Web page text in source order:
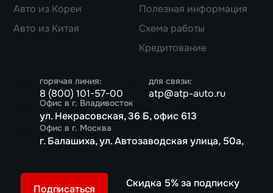
Авто из Кореи
Авто из Китая
Полезная информация
Схема работы
Кредитование
горячая линия:
8 (800) 101-57-00
для связи:
atp@atp-auto.ru
Офис в г. Владивосток
ул. Некрасовская, 36 Б, офис 613
Офис в г. Москва
г. Балашиха, ул. Автозаводская улица, 50а,
Скидка 5% за подписку
Подписаться